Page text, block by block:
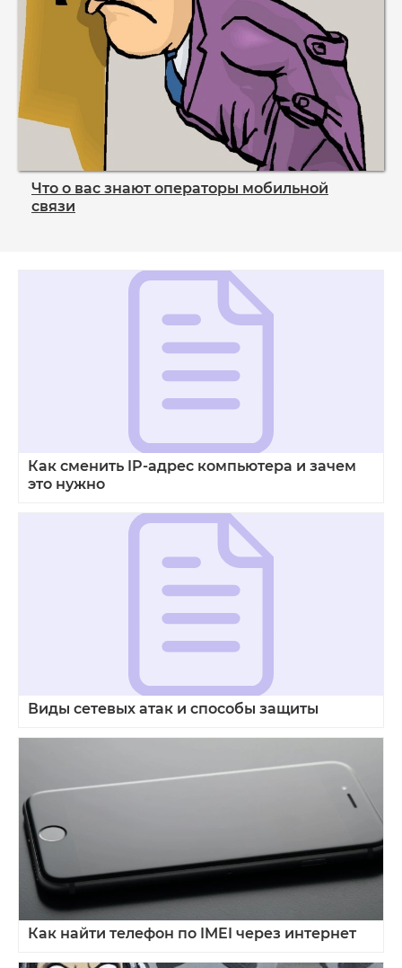
Что о вас знают операторы мобильной
связи
Как сменить IP-адрес компьютера и зачем
это нужно
Виды сетевых атак и способы защиты
Как найти телефон по IMEI через интернет